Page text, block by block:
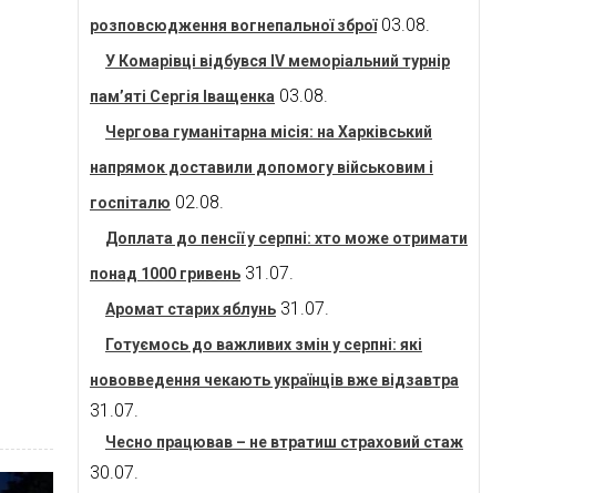
розповсюдження вогнепальної зброї 03.08.
У Комарівці відбувся IV меморіальний турнір
пам’яті Сергія Іващенка 03.08.
Чергова гуманітарна місія: на Харківський
напрямок доставили допомогу військовим і
госпіталю 02.08.
Доплата до пенсії у серпні: хто може отримати
понад 1000 гривень 31.07.
Аромат старих яблунь 31.07.
Готуємось до важливих змін у серпні: які
нововведення чекають українців вже відзавтра
31.07.
Чесно працював – не втратиш страховий стаж
30.07.